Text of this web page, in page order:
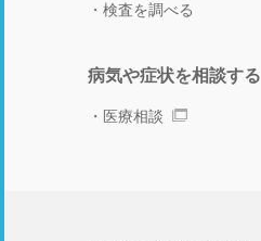
検査を調べる
病気や症状を相談する
医療相談